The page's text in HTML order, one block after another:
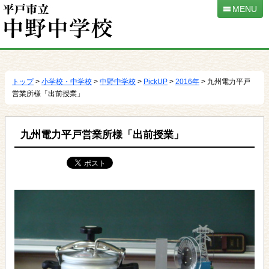
動
MENU
トップ> 小学校・中学校 > 中野中学校 > PickUP > 2016年 > 九州電力平戸
営業所様「出前授業」
九州電力平戸営業所様「出前授業」